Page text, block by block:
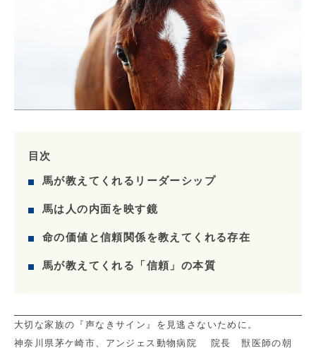
目次
馬が教えてくれるリーダーシップ
馬は人の内面を映す鏡
命の価値と信頼関係を教えてくれる存在
馬が教えてくれる「信頼」の本質
大切な家族の『声なきサイン』を見逃さないために。
神奈川県茅ケ崎市、アンジェス動物病院 院長 獣医師の朝